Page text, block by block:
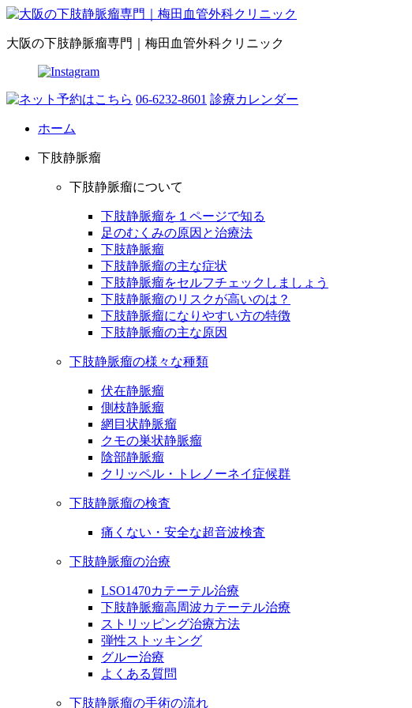
大阪の下肢静脈瘤専門｜梅田血管外科クリニック
06-6232-8601 診療カレンダー
ホーム
下肢静脈瘤
下肢静脈瘤について
下肢静脈瘤を１ページで知る
足のむくみの原因と治療法
下肢静脈瘤
下肢静脈瘤の主な症状
下肢静脈瘤をセルフチェックしましょう
下肢静脈瘤のリスクが高いのは？
下肢静脈瘤になりやすい方の特徴
下肢静脈瘤の主な原因
下肢静脈瘤の様々な種類
伏在静脈瘤
側枝静脈瘤
網目状静脈瘤
クモの巣状静脈瘤
陰部静脈瘤
クリッペル・トレノーネイ症候群
下肢静脈瘤の検査
痛くない・安全な超音波検査
下肢静脈瘤の治療
LSO1470カテーテル治療
下肢静脈瘤高周波カテーテル治療
ストリッピング治療方法
弾性ストッキング
グルー治療
よくある質問
下肢静脈瘤の手術の流れ